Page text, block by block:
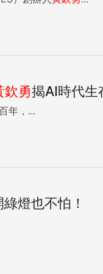
欽勇揭AI時代生
場】430四☛免費報名 ☛ 《百年，...
燈也不怕！